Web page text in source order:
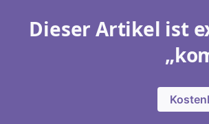
Dieser Artikel ist